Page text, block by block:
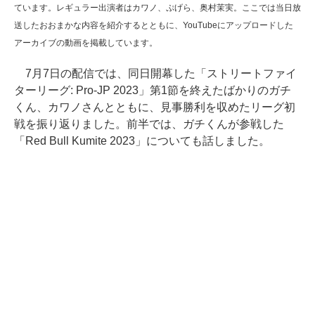
ています。レギュラー出演者はカワノ、ぷげら、奥村茉実。ここでは当日放
送したおおまかな内容を紹介するとともに、YouTubeにアップロードした
アーカイブの動画を掲載しています。
7月7日の配信では、同日開幕した「ストリートファイ
ターリーグ: Pro-JP 2023」第1節を終えたばかりのガチ
くん、カワノさんとともに、見事勝利を収めたリーグ初
戦を振り返りました。前半では、ガチくんが参戦した
「Red Bull Kumite 2023」についても話しました。